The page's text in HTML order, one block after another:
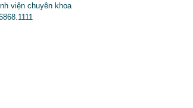
viện chuyên khoa